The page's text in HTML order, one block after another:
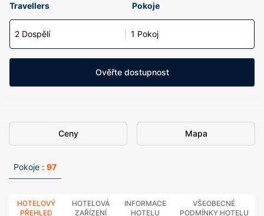
Travellers Pokoje
2 Dospělí 1 Pokoj
Ověřte dostupnost
Ceny Mapa
Pokoje : 97
HOTELOVÝ
PŘEHLED
HOTELOVÁ
ZAŘÍZENÍ
INFORMACE
HOTELU
VŠEOBECNÉ
PODMÍNKY HOTELU